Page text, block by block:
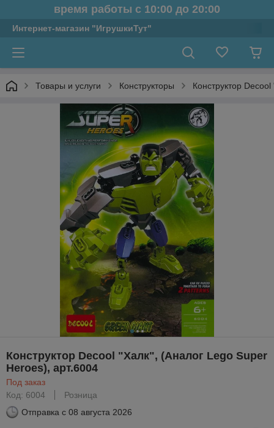
время работы с 10:00 до 20:00
Интернет-магазин "ИгрушкиТут"
Товары и услуги Конструкторы Конструктор
Конструктор Decool "Халк", (Аналог Lego Super
Heroes), арт.6004
Под заказ
Код: 6004
Розница
Отправка с 08 августа 2026